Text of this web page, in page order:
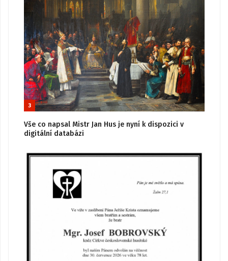
3
Vše co napsal Mistr Jan Hus je nyní k dispozici v
digitální databázi